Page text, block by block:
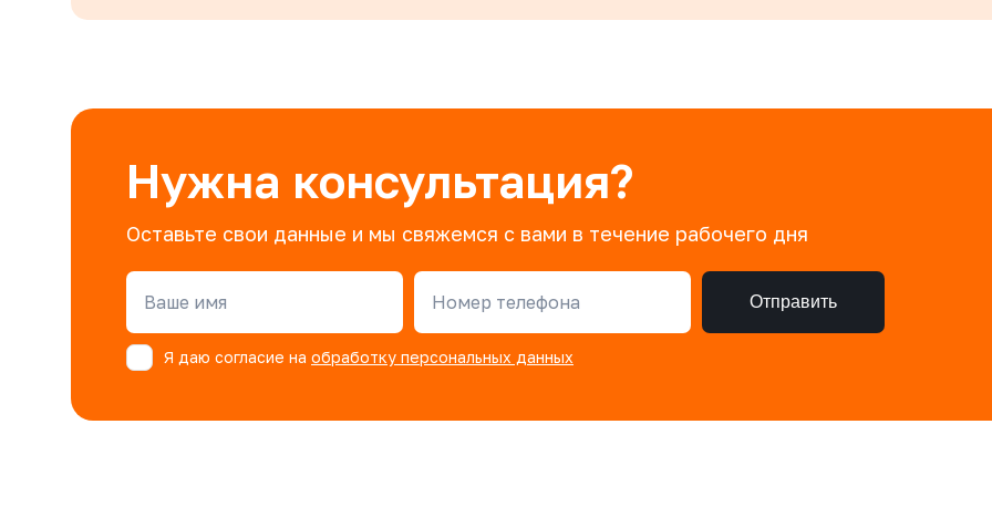
Нужна консультация?
Оставьте свои данные и мы свяжемся с вами в течение рабочего дня
Ваше имя Номер телефона Отправить
Я даю согласие на обработку персональных данных